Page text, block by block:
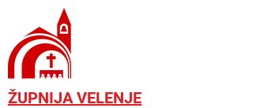
ŽUPNIJA VELENJE